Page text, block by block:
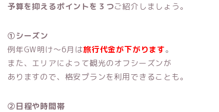
予算を抑えるポイントを３つご紹介しましょう。
①シーズン
例年GW明け～6月は旅行代金が下がります。
また、エリアによって観光のオフシーズンが
ありますので、格安プランを利用できることも。
②日程や時間帯